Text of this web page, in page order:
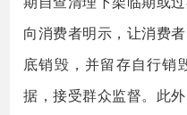
向消费者明示，让消费
底销毁，并留存自行销
据，接受群众监督。此